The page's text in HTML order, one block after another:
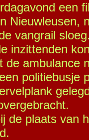
een
Nieuwleusen,
vangrail
inzittenden
de ambulance
politiebusje
de plaats van